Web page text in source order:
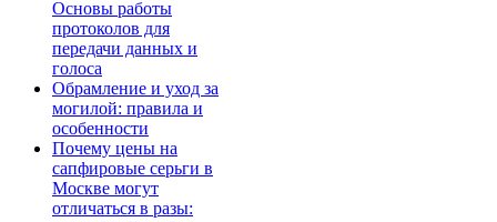
Основы работы
протоколов для
передачи данных и
голоса
Обрамление и уход за
могилой: правила и
особенности
Почему цены на
сапфировые серьги в
Москве могут
отличаться в разы: